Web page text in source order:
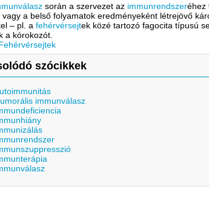
során a szervezet az immunrendszeréhez
vagy a belső folyamatok eredményeként létrejövő
– pl. afehérvérsejtek közé tartozó fagocita típusú
a kórokozót.
szócikkek
immunválasz